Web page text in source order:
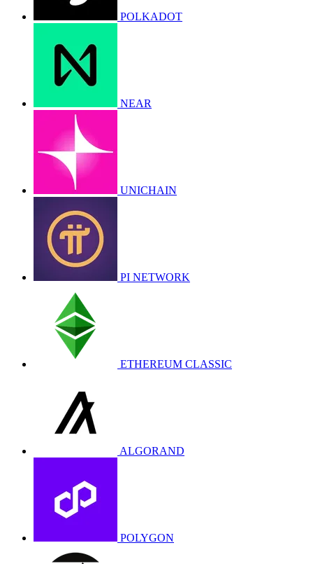
POLKADOT
NEAR
UNICHAIN
PI NETWORK
ETHEREUM CLASSIC
ALGORAND
POLYGON